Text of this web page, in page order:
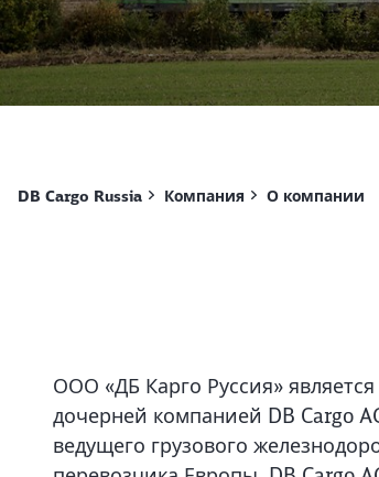
DB Cargo Russia Компания О компании
ООО «ДБ Карго Руссия»
дочерней компанией DB Cargo
ведущего грузового